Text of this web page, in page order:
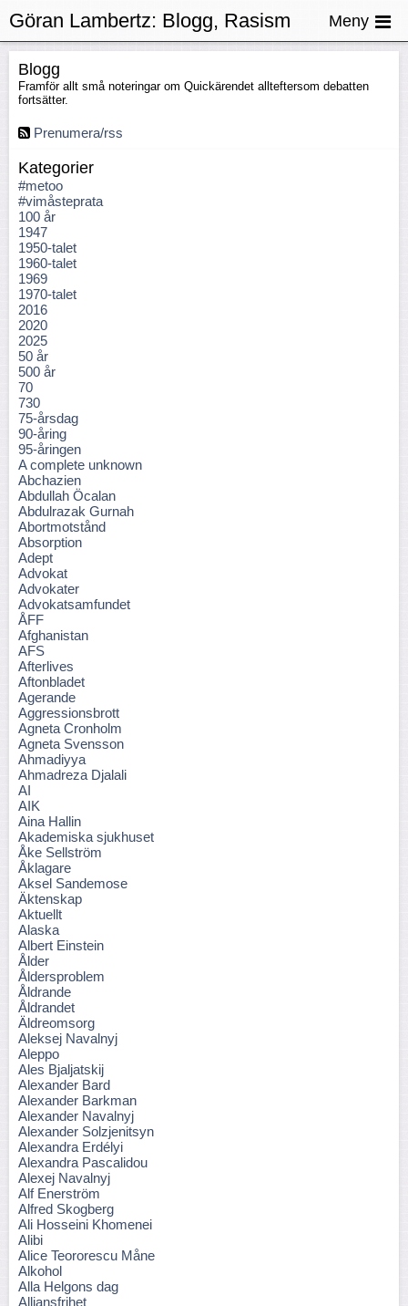
Blogg
Framför allt små noteringar om Quickärendet allteftersom debatten
fortsätter.
Prenumera/rss
Kategorier
#metoo
#vimåsteprata
100 år
1947
1950-talet
1960-talet
1969
1970-talet
2016
2020
2025
50 år
500 år
70
730
75-årsdag
90-åring
95-åringen
A complete unknown
Abchazien
Abdullah Öcalan
Abdulrazak Gurnah
Abortmotstånd
Absorption
Adept
Advokat
Advokater
Advokatsamfundet
ÅFF
Afghanistan
AFS
Afterlives
Aftonbladet
Agerande
Aggressionsbrott
Agneta Cronholm
Agneta Svensson
Ahmadiyya
Ahmadreza Djalali
AI
AIK
Aina Hallin
Akademiska sjukhuset
Åke Sellström
Åklagare
Aksel Sandemose
Äktenskap
Aktuellt
Alaska
Albert Einstein
Ålder
Åldersproblem
Åldrande
Åldrandet
Äldreomsorg
Aleksej Navalnyj
Aleppo
Ales Bjaljatskij
Alexander Bard
Alexander Barkman
Alexander Navalnyj
Alexander Solzjenitsyn
Alexandra Erdélyi
Alexandra Pascalidou
Alexej Navalnyj
Alf Enerström
Alfred Skogberg
Ali Hosseini Khomenei
Alibi
Alice Teororescu Måne
Alkohol
Alla Helgons dag
Alliansfrihet
Göran Lambertz: Blogg, Rasism Meny